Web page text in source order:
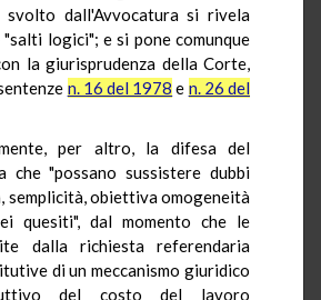
svolto dall'Avvocatura si rivela
logici"; e si pone comunque
la giurisprudenza della Corte,
n. 16 del 1978 e n. 26 del
per altro, la difesa del
che "possano sussistere dubbi
semplicità, obiettiva omogeneità
quesiti", dal momento che le
dalla richiesta referendaria
di un meccanismo giuridico
del costo del lavoro